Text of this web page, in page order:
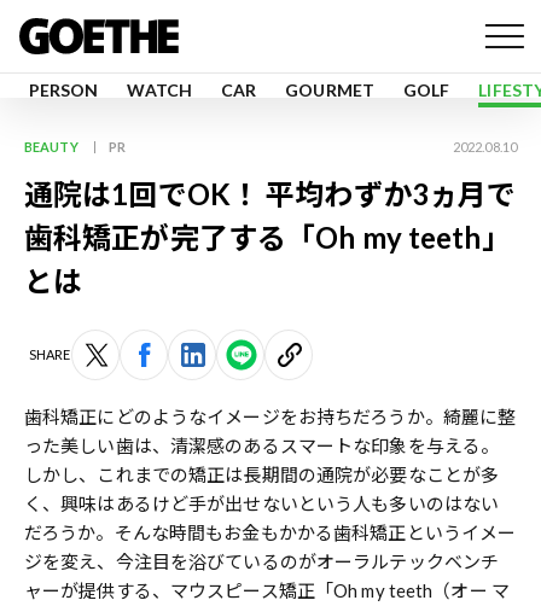
PERSON WATCH CAR GOURMET GOLF
BEAUTY PR 2022.08.10
通院は1回でOK！ 平均わずか3ヵ月で
歯科矯正が完了する「Oh my teeth」
とは
SHARE
歯科矯正にどのようなイメージをお持ちだろうか。綺麗に整
った美しい歯は、清潔感のあるスマートな印象を与える。
しかし、これまでの矯正は長期間の通院が必要なことが多
く、興味はあるけど手が出せないという人も多いのはない
だろうか。そんな時間もお金もかかる歯科矯正というイメー
ジを変え、今注目を浴びているのがオーラルテックベンチ
ャーが提供する、マウスピース矯正「Oh my teeth（オー マ